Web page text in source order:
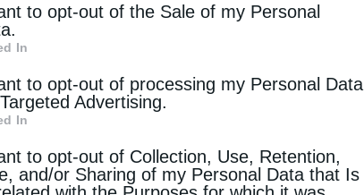
to opt-out of the Sale of my Personal
In
to opt-out of processing my Personal Data
Advertising.
In
to opt-out of Collection, Use, Retention,
and/or Sharing of my Personal Data that Is